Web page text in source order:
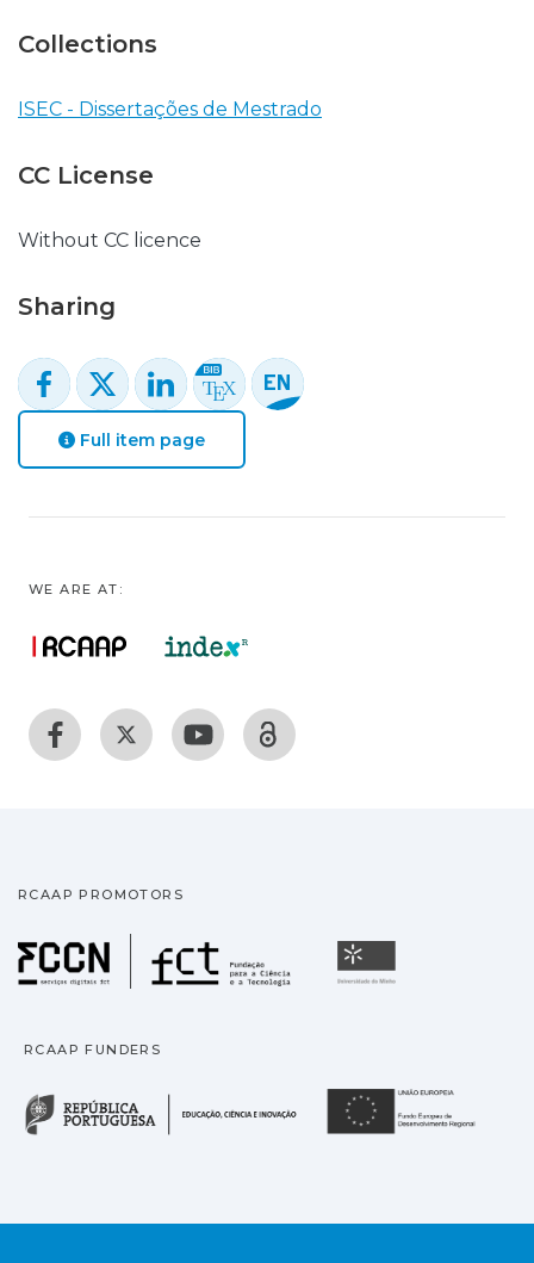
Collections
ISEC - Dissertações de Mestrado
CC License
Without CC licence
Sharing
Full item page
WE ARE AT:
RCAAP PROMOTORS
Fundação para a
RCAAP FUNDERS
República Portuguesa